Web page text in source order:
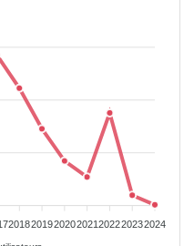
2018201920202021 202220232024